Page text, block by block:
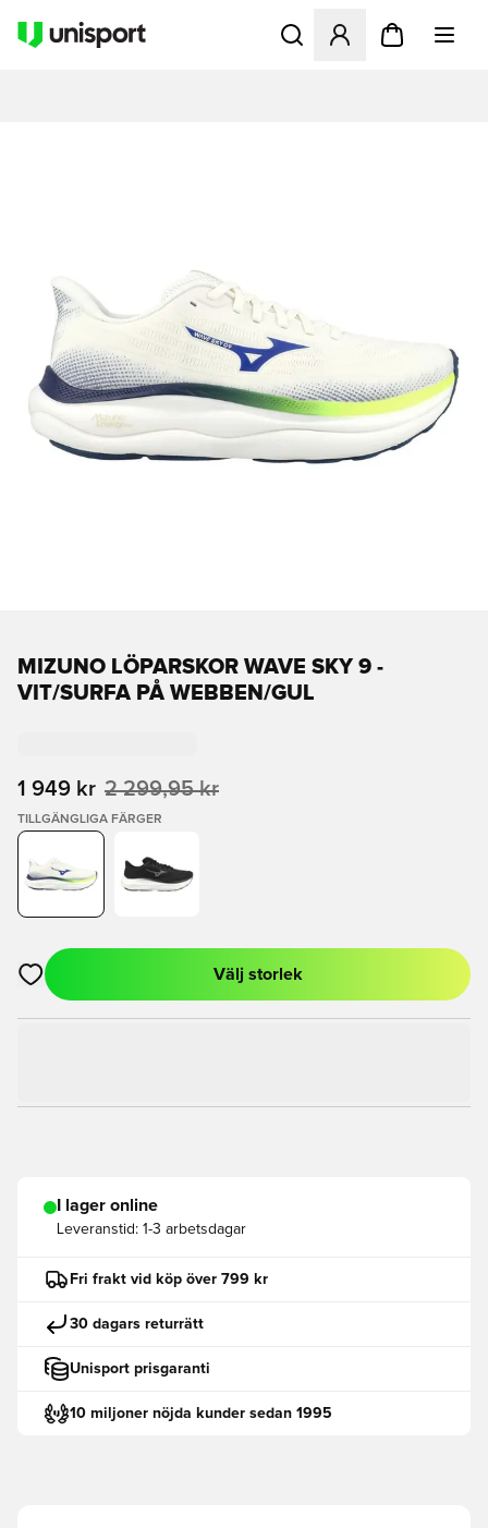
Öppnar en Modal för att
MIZUNO LÖPARSKOR WAVE SKY 9 -
VIT/SURFA PÅ WEBBEN/GUL
1 949 kr 2 299,95 kr
TILLGÄNGLIGA FÄRGER
Öppnar en Modal för att logga in eller registrera dig som
Välj storlek
I lager online
Leveranstid: 1-3 arbetsdagar
Fri frakt vid köp över 799 kr
30 dagars returrätt
Unisport prisgaranti
10 miljoner nöjda kunder sedan 1995